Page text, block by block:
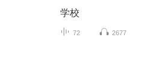
学校
72 2677